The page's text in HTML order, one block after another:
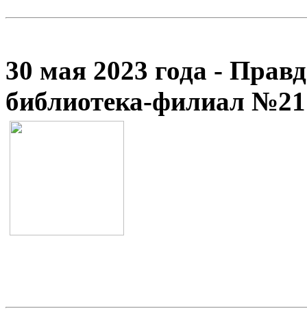
30 мая 2023 года -
библиотека-филиал №21